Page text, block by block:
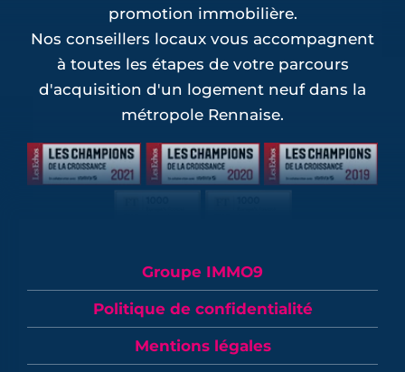
promotion immobilière.
Nos conseillers locaux vous accompagnent
à toutes les étapes de votre parcours
d'acquisition d'un logement neuf dans la
métropole Rennaise.
Groupe IMMO9
Politique de confidentialité
Mentions légales